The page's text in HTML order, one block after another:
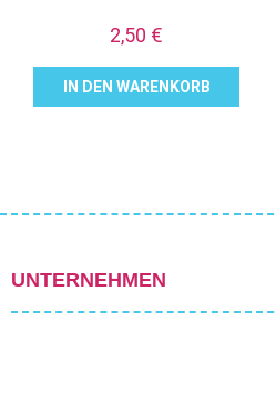
2,50 €
IN DEN WARENKORB
UNTERNEHMEN